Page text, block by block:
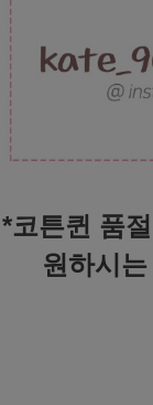
*코튼퀸 품
원하시